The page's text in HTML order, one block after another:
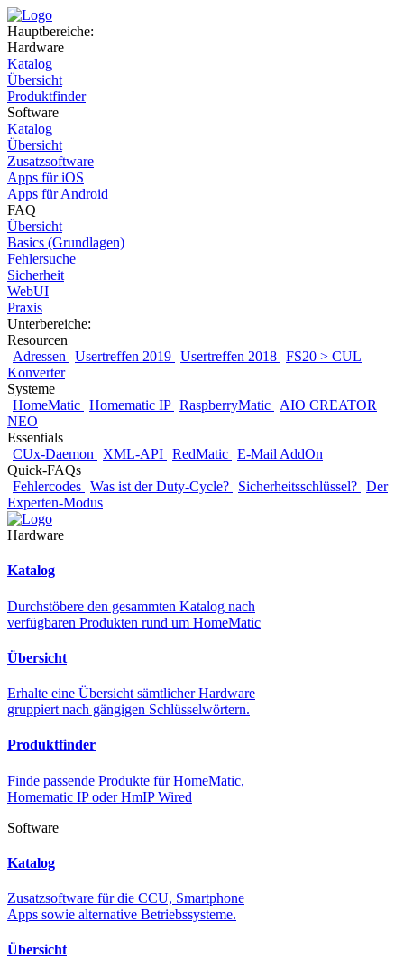
Hauptbereiche:
Hardware
Katalog
Übersicht
Produktfinder
Software
Katalog
Übersicht
Zusatzsoftware
Apps für iOS
Apps für Android
FAQ
Übersicht
Basics (Grundlagen)
Fehlersuche
Sicherheit
WebUI
Praxis
Unterbereiche:
Resourcen
Adressen
Usertreffen 2019 Usertreffen 2018 FS20 > CUL
Konverter
Systeme
HomeMatic Homematic IP RaspberryMatic
AIO CREATOR
NEO
Essentials
CUx-Daemon
XML-API RedMatic E-Mail AddOn
Quick-FAQs
Fehlercodes Was ist der Duty-Cycle? Sicherheitsschlüssel? Der
Experten-Modus
Hardware
Katalog
Durchstöbere den gesammten Katalog nach
verfügbaren Produkten rund um HomeMatic
Übersicht
Erhalte eine Übersicht sämtlicher Hardware
gruppiert nach gängigen Schlüsselwörtern.
Produktfinder
Finde passende Produkte für HomeMatic,
Homematic IP oder HmIP Wired
Software
Katalog
Zusatzsoftware für die CCU, Smartphone
Apps sowie alternative Betriebssysteme.
Übersicht